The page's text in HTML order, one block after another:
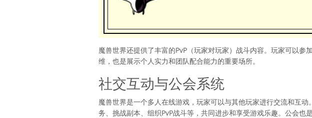
魔兽世界还提供了丰富的PvP（玩家对玩家）战斗内容。玩家可以
维，也是展示个人实力和团队配合能力的重要场所。
社交互动与公会系统
魔兽世界是一个多人在线游戏，玩家可以与其他玩家进行交流和互
务、挑战副本、组织PvP战斗等，共同进步和享受游戏乐趣。公会